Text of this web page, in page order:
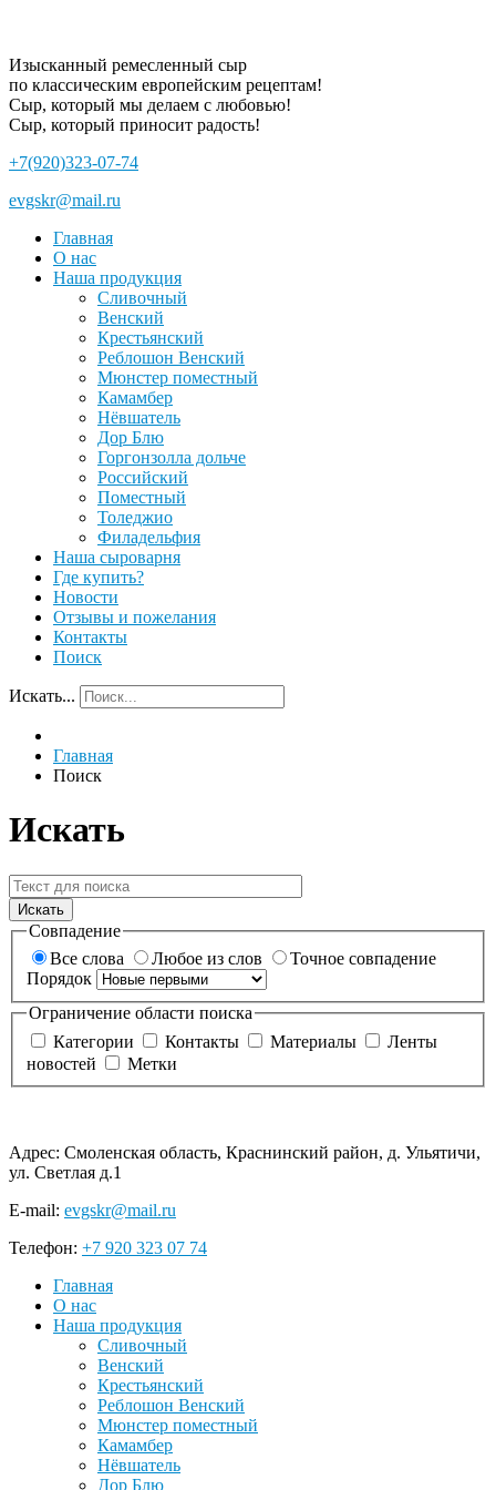
Изысканный ремесленный сыр
по классическим европейским рецептам!
Сыр, который мы делаем с любовью!
Сыр, который приносит радость!
+7(920)323-07-74
evgskr@mail.ru
Главная
О нас
Наша продукция
Сливочный
Венский
Крестьянский
Реблошон Венский
Мюнстер поместный
Камамбер
Нёвшатель
Дор Блю
Горгонзолла дольче
Российский
Поместный
Толеджио
Филадельфия
Наша сыроварня
Где купить?
Новости
Отзывы и пожелания
Контакты
Поиск
Искать...
Главная
Поиск
Искать
Искать
Совпадение
Все слова
Любое из слов
Точное совпадение
Порядок
Ограничение области поиска
Категории
Контакты Материалы
новостей
Метки
Адрес: Смоленская область, Краснинский район, д. Ульятичи,
ул. Светлая д.1
E-mail: evgskr@mail.ru
Телефон: +7 920 323 07 74
Главная
О нас
Наша продукция
Сливочный
Венский
Крестьянский
Реблошон Венский
Мюнстер поместный
Камамбер
Нёвшатель
Дор Блю